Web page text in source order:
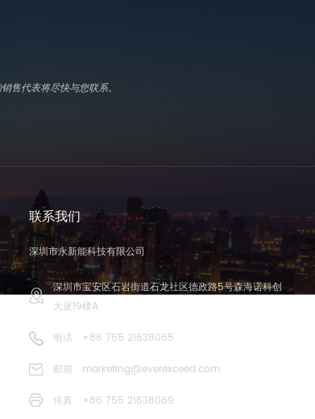
售代表将尽快与您联系。
联系我们
深圳市永新能科技有限公司
深圳市宝安区石岩街道石龙社区德政路5号森海诺科创
大厦19楼A
电话 : +86 755 21638065
邮箱 : marketing@everexceed.com
传真 : +86 755 21638069